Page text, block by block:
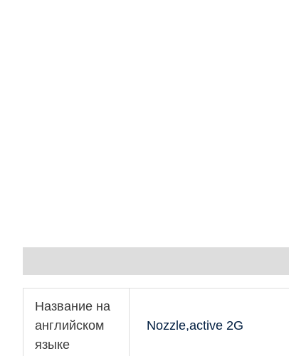
Название на
английском
языке
Nozzle,active 2G